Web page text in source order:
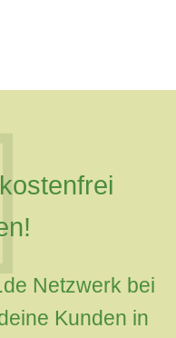
Netzwerk bei
Kunden in